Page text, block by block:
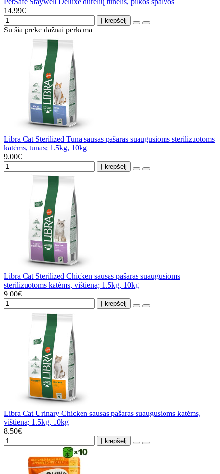
14.99€
Į krepšelį
Su šia preke dažnai perkama
Libra Cat Sterilized Tuna sausas pašaras suaugusioms sterilizuotoms
katėms, tunas; 1.5kg, 10kg
9.00€
Į krepšelį
Libra Cat Sterilized Chicken sausas pašaras suaugusioms
sterilizuotoms katėms, vištiena; 1.5kg, 10kg
9.00€
Į krepšelį
Libra Cat Urinary Chicken sausas pašaras suaugusioms katėms,
vištiena; 1.5kg, 10kg
8.50€
Į krepšelį